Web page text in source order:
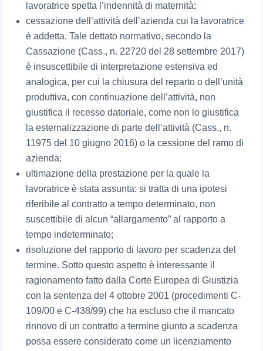
lavoratrice spetta l’indennità di maternità;
cessazione dell’attività dell’azienda cui la lavoratrice
è addetta. Tale dettato normativo, secondo la
Cassazione (Cass., n. 22720 del 28 settembre 2017)
è insuscettibile di interpretazione estensiva ed
analogica, per cui la chiusura del reparto o dell’unità
produttiva, con continuazione dell’attività, non
giustifica il recesso datoriale, come non lo giustifica
la esternalizzazione di parte dell’attività (Cass., n.
11975 del 10 giugno 2016) o la cessione del ramo di
azienda;
ultimazione della prestazione per la quale la
lavoratrice è stata assunta: si tratta di una ipotesi
riferibile al contratto a tempo determinato, non
suscettibile di alcun “allargamento” al rapporto a
tempo indeterminato;
risoluzione del rapporto di lavoro per scadenza del
termine. Sotto questo aspetto è interessante il
ragionamento fatto dalla Corte Europea di Giustizia
con la sentenza del 4 ottobre 2001 (procedimenti C-
109/00 e C-438/99) che ha escluso che il mancato
rinnovo di un contratto a termine giunto a scadenza
possa essere considerato come un licenziamento